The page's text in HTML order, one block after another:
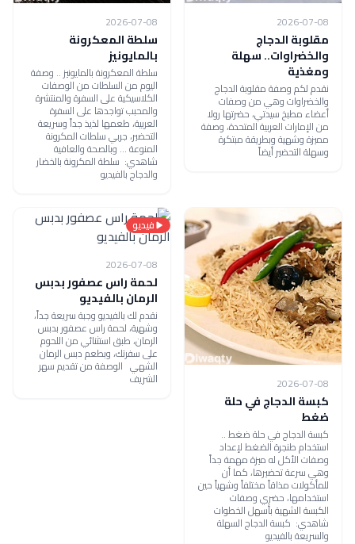
2026-07-08
مقلوبة الدجاج
والخضراوات.. سهلة
ومغذية
نقدم لكم وصفة مقلوبة الدجاج
والخضراوات وهي من وصفات
أعضاء مطبخ سيدتي، حضرتها رولا
من الإمارات العربية المتحدة، وصفة
مميزة وشهية وبطريقة مبتكرة
وسهلة التحضير أيضاً
2026-07-08
سلطة المعكرونة
بالمايونيز
سلطة المعكرونة بالمايونيز .. وصفة
اليوم من السلطات من الوصفات
الكلاسيكية على السفرة والمنتشرة
والمحبب تواجدها على السفرة
العربية، طعمها لذيذ جداً وسريعة
التحضير، جربي سلطات المكرونة
المنوعة ... وبالصحة والعافية
شاهدي: سلطة المكرونة بالخضار
والدجاج بالفيديو
2026-07-08
كبسة الدجاج في حلة
ضغط
كبسة الدجاج في حلة ضغط ..
استخدام طنجرة الضغط لإعداد
وصفات الأكل له ميزة مهمة جداً
وهي سرعة تحضيرها، كما أن
للمأكولات مذاقاً مختلفاً وشهياً حين
استخدامها، حضري وصفات
الكبسة الشهية بأسهل الخطوات
شاهدي: كبسة الدجاج السهلة
والسريعة بالفيديو
فيديو
2026-07-08
لحمة راس عصفور بدبس
الرمان بالفيديو
نقدم لك بالفيديو وجبة سريعة جداً،
وشهية، لحمة راس عصفور بدبس
الرمان، طبق استثنائي من اللحوم
على سفرتك، وبطعم دبس الرمان
الشهي الوصفة من تقديم سهر
الشريف